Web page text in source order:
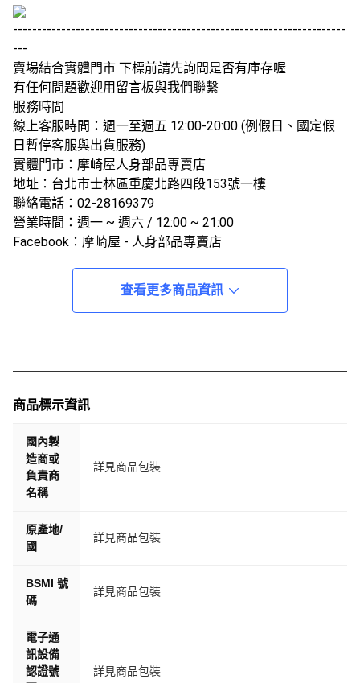
---------------------------------------------------------------------
---
賣場結合實體門市 下標前請先詢問是否有庫存喔
有任何問題歡迎用留言板與我們聯繫
服務時間
線上客服時間：週一至週五 12:00-20:00 (例假日、國定假
日暫停客服與出貨服務)
實體門市：摩崎屋人身部品專賣店
地址：台北市士林區重慶北路四段153號一樓
聯絡電話：02-28169379
營業時間：週一 ~ 週六 / 12:00 ~ 21:00
Facebook：摩崎屋 - 人身部品專賣店
---------------------------------------------------------------------
如遇商品缺貨，我們將第一時間通知用戶協助取消訂單。
如有顏色、尺寸等問題，下標前可利用”留言板“功能與我們
聯繫，我們會盡快協助。
摩崎屋為實體店家，購物有保障，歡迎大家多利用[留言板]
與我聯繫。
購物前有任何問題都歡迎留言板諮詢，除本店公休日(星期
一)以外皆會回覆。
#ASTONE #安全帽 #全罩 #GT6 #雙鏡片 #墨片 #齒排D扣
#眼鏡溝 #藍芽耳機孔 #內襯可拆
查看更多商品資訊
商品標示資訊
國內製
造商或
負責商
名稱
詳見商品包裝
原產地/
國
詳見商品包裝
BSMI 號
碼
詳見商品包裝
電子通
訊設備
認證號
詳見商品包裝